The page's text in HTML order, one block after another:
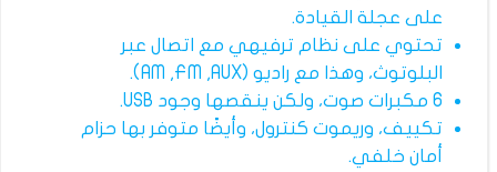
على عجلة القيادة.
تحتوي على نظام ترفيهي مع اتصال عبر
البلوتوث، وهذا مع راديو (AM ,FM ,AUX).
6 مكبرات صوت، ولكن ينقصها وجود USB.
تكييف، وريموت كنترول، وأيضًا متوفر بها حزام
أمان خلفي.